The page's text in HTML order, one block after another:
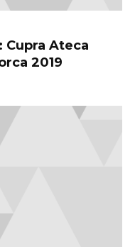
Cupra Ateca
2019